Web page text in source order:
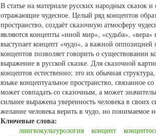
В статье на материале русских народных сказок
отражающие чудесное. Целый ряд концептов
пространство, создаёт сказочную атмосферу
являются концепты «иной мир», «судьба»,
выступает концепт «чудо», а важной
концептов позволяет говорить о существовании
выражение в русской сказке. Для сказочной
концептов естественно; это их обычная
языке концептуальное пространство, связанное
может совпадать со сказочным, а может
сильнее выражена уверенность человека в
желание человека верить в чудо, но понимаемое
Ключевые слова:
лингвокультурология концепт